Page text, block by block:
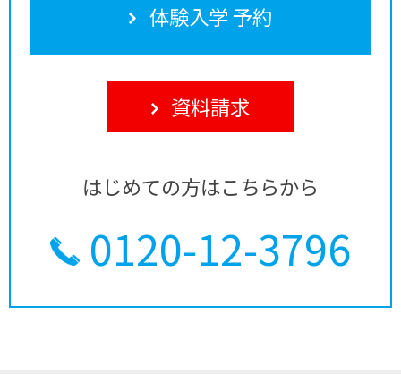
体験入学 予約
資料請求
はじめての方はこちらから
0120-12-3796